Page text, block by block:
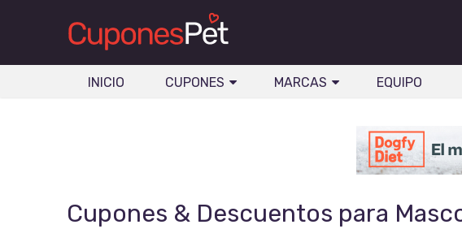
INICIO CUPONES MARCAS EQUIPO
Cupones & Descuentos para